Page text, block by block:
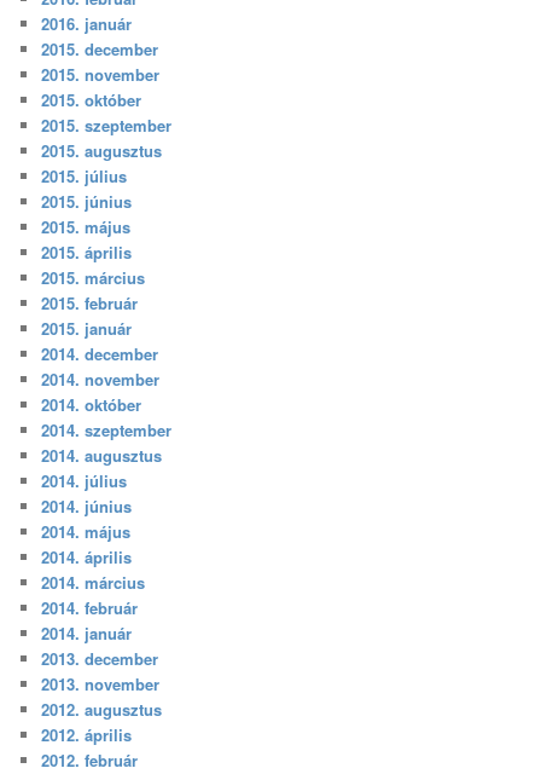
2016. január
2015. december
2015. november
2015. október
2015. szeptember
2015. augusztus
2015. július
2015. június
2015. május
2015. április
2015. március
2015. február
2015. január
2014. december
2014. november
2014. október
2014. szeptember
2014. augusztus
2014. július
2014. június
2014. május
2014. április
2014. március
2014. február
2014. január
2013. december
2013. november
2012. augusztus
2012. április
2012. február